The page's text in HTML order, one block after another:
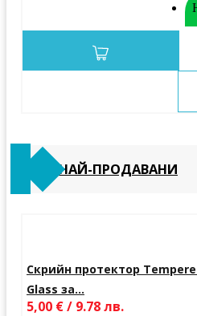
НАЙ-ПРОДАВАНИ
Скрийн протектор
Glass за...
5,00 € / 9.78 лв.